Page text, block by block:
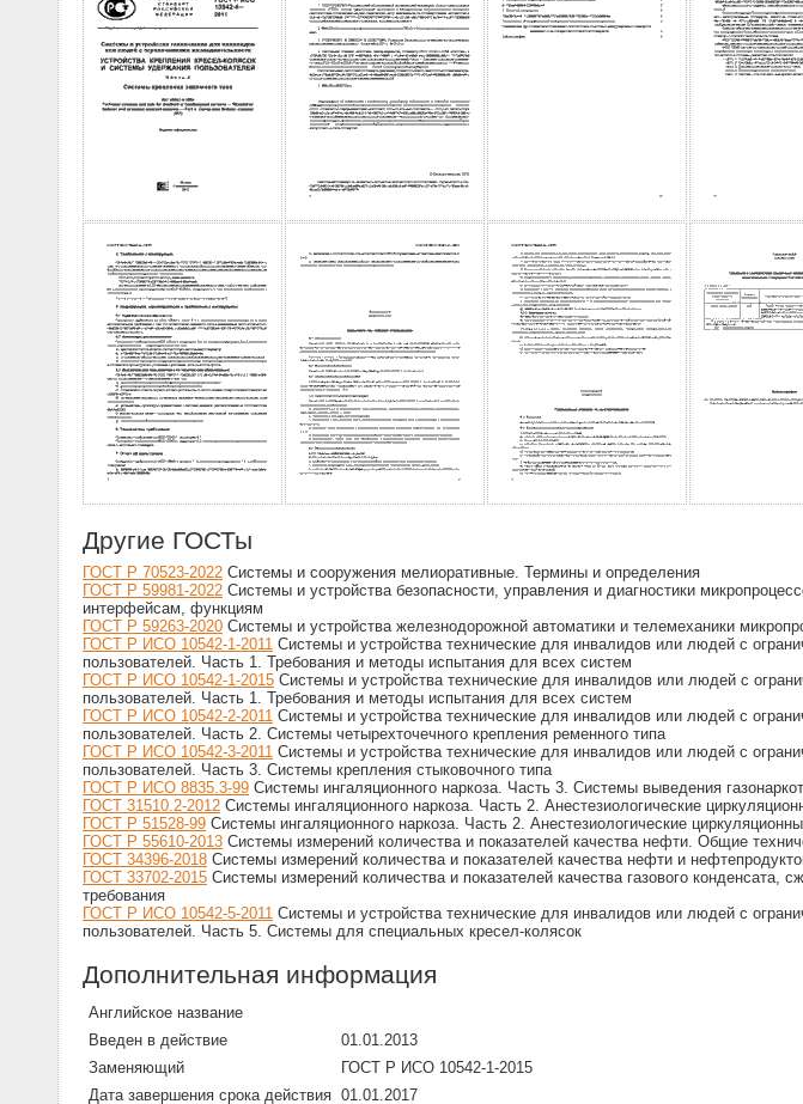
Другие ГОСТы
ГОСТ Р 70523-2022 Системы и сооружения мелиоративные. Термины и определения
ГОСТ Р 59981-2022 Системы и устройства безопасности, управления и диагностики
интерфейсам, функциям
ГОСТ Р 59263-2020 Системы и устройства железнодорожной автоматики и телемеханики
ГОСТ Р ИСО 10542-1-2011 Системы и устройства технические для инвалидов или людей с
пользователей. Часть 1. Требования и методы испытания для всех систем
ГОСТ Р ИСО 10542-1-2015 Системы и устройства технические для инвалидов или людей с
пользователей. Часть 1. Требования и методы испытания для всех систем
ГОСТ Р ИСО 10542-2-2011 Системы и устройства технические для инвалидов или людей с
пользователей. Часть 2. Системы четырехточечного крепления ременного типа
ГОСТ Р ИСО 10542-3-2011 Системы и устройства технические для инвалидов или людей с
пользователей. Часть 3. Системы крепления стыковочного типа
ГОСТ Р ИСО 8835.3-99 Системы ингаляционного наркоза. Часть 3. Системы выведения
ГОСТ 31510.2-2012 Системы ингаляционного наркоза. Часть 2. Анестезиологические
ГОСТ Р 51528-99 Системы ингаляционного наркоза. Часть 2. Анестезиологические
ГОСТ Р 55610-2013 Системы измерений количества и показателей качества нефти. Общие
ГОСТ 34396-2018 Системы измерений количества и показателей качества нефти и
ГОСТ 33702-2015 Системы измерений количества и показателей качества газового
требования
ГОСТ Р ИСО 10542-5-2011 Системы и устройства технические для инвалидов или людей с
пользователей. Часть 5. Системы для специальных кресел-колясок
Дополнительная информация
Английское название
Введен в действие
01.01.2013
Заменяющий
ГОСТ Р ИСО 10542-1-2015
Дата завершения срока действия 01.01.2017